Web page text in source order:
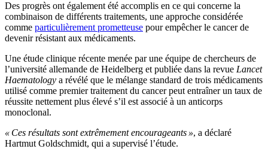
Des progrès ont également été accomplis en ce qui concerne la
combinaison de différents traitements, une approche considérée
comme particulièrement prometteuse pour empêcher le cancer de
devenir résistant aux médicaments.
Une étude clinique récente menée par une équipe de chercheurs de
l’université allemande de Heidelberg et publiée dans la revue Lancet
Haematology a révélé que le mélange standard de trois médicaments
utilisé comme premier traitement du cancer peut entraîner un taux de
réussite nettement plus élevé s’il est associé à un anticorps
monoclonal.
« Ces résultats sont extrêmement encourageants », a déclaré
Hartmut Goldschmidt, qui a supervisé l’étude.